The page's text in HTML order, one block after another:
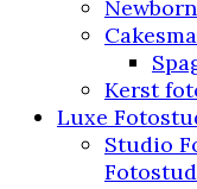
Kerst
Luxe
Studio